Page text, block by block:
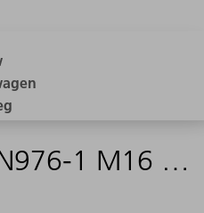
Draadeinde DIN976-1 M16 ST 8.8 A2F